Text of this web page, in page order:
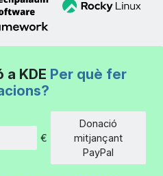
a KDE Per què fer
€
Donació
mitjançant
PayPal